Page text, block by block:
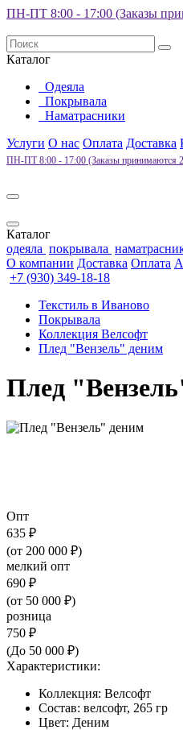
ПН-ПТ 8:00 - 17:00 (Заказы
Каталог
Одеяла
Покрывала
Наматрасники
Услуги О нас Оплата Доставка
ПН-ПТ 8:00 - 17:00 (Заказы принимаются
Каталог
одеяла покрывала
О компании Доставка Оплата
+7 (930) 349-18-18
Текстиль в Иваново
Покрывала
Коллекция Велсофт
Плед "Вензель" деним
Плед
Опт
635 ₽
(от 200 000 ₽)
мелкий опт
690 ₽
(от 50 000 ₽)
розница
750 ₽
(До 50 000 ₽)
Характеристики:
Коллекция: Велсофт
Состав: велсофт, 265 гр
Цвет: Деним